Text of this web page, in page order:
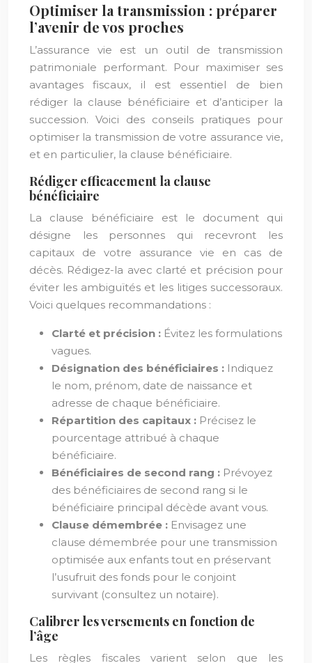
Optimiser la transmission : préparer
l’avenir de vos proches
L’assurance vie est un outil de transmission
patrimoniale performant. Pour maximiser ses
avantages fiscaux, il est essentiel de bien
rédiger la clause bénéficiaire et d’anticiper la
succession. Voici des conseils pratiques pour
optimiser la transmission de votre assurance vie,
et en particulier, la clause bénéficiaire.
Rédiger efficacement la clause
bénéficiaire
La clause bénéficiaire est le document qui
désigne les personnes qui recevront les
capitaux de votre assurance vie en cas de
décès. Rédigez-la avec clarté et précision pour
éviter les ambiguïtés et les litiges successoraux.
Voici quelques recommandations :
Clarté et précision : Évitez les formulations
vagues.
Désignation des bénéficiaires : Indiquez
le nom, prénom, date de naissance et
adresse de chaque bénéficiaire.
Répartition des capitaux : Précisez le
pourcentage attribué à chaque
bénéficiaire.
Bénéficiaires de second rang : Prévoyez
des bénéficiaires de second rang si le
bénéficiaire principal décède avant vous.
Clause démembrée : Envisagez une
clause démembrée pour une transmission
optimisée aux enfants tout en préservant
l’usufruit des fonds pour le conjoint
survivant (consultez un notaire).
Calibrer les versements en fonction de
l’âge
Les règles fiscales varient selon que les